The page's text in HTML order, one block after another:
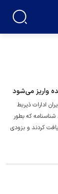
ادارات ذیربط
بیان کرد: ۲۲ هزار نفر فاقد شناسنامه که بطور
۳ سال شناسنامه دریافت کردند و بزودی